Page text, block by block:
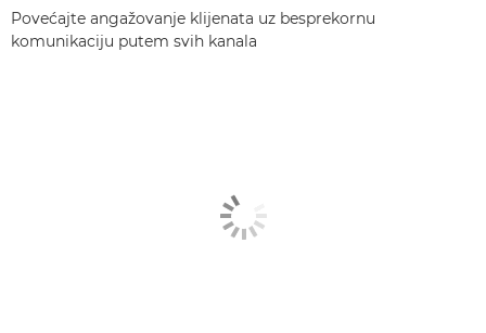
Povećajte angažovanje klijenata uz besprekornu
komunikaciju putem svih kanala